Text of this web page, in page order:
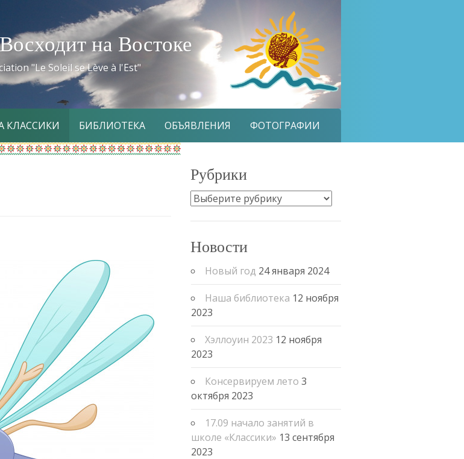
на Востоке
"Le Soleil se Lève à l'Est"
КЛАССИКИ БИБЛИОТЕКА ОБЪЯВЛЕНИЯ ФОТОГРАФИИ
Рубрики
Рубрики
Новости
Новый год 24 января 2024
Наша библиотека 12 ноября
2023
Хэллоуин 2023 12 ноября
2023
Консервируем лето 3
октября 2023
17.09 начало занятий в
школе «Классики» 13 сентября
2023